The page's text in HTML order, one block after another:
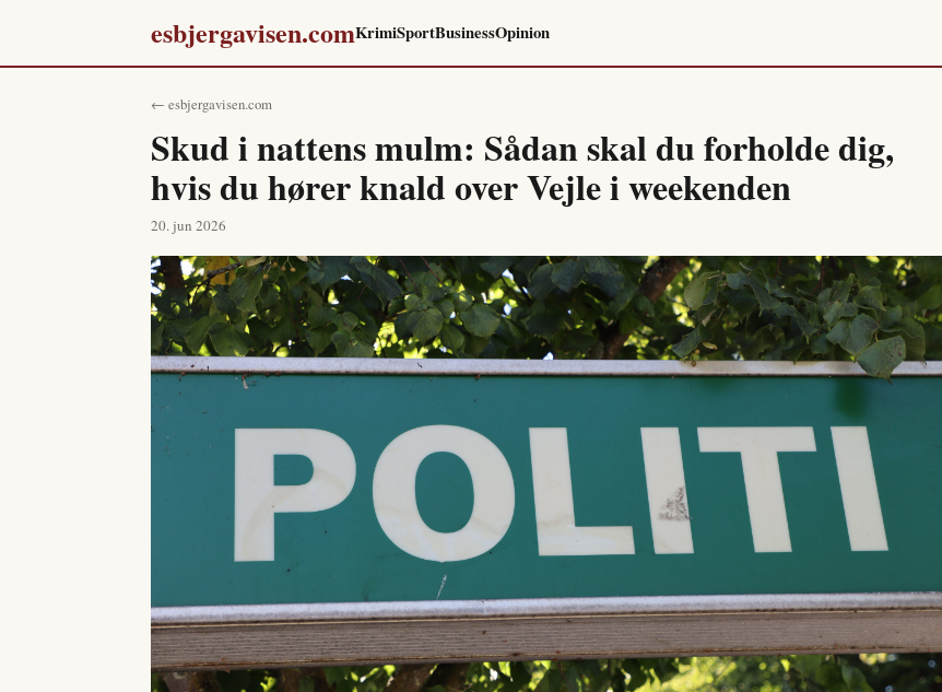
esbjergavisen.comKrimiSportBusinessOpinion
← esbjergavisen.com
Skud i nattens mulm: Sådan skal du forholde dig,
hvis du hører knald over Vejle i weekenden
20. jun 2026